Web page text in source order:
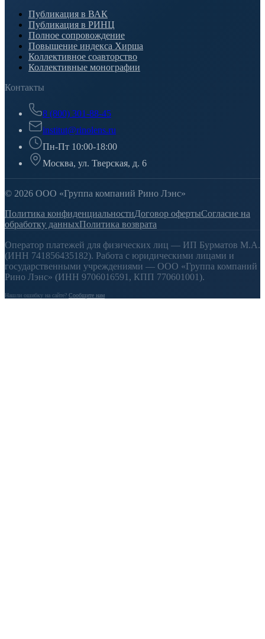
Публикация в ВАК
Публикация в РИНЦ
Полное сопровождение
Повышение индекса Хирша
Коллективное соавторство
Коллективные монографии
Контакты
8 (800) 301-88-45
institut@rinolens.ru
Пн-Пт 10:00-18:00
Москва, ул. Тверская, д. 6
© 2026 ООО «Группа компаний Рино Лэнс»
Политика конфиденциальностиДоговор офертыСогласие на
обработку данныхПолитика возврата
Оператор платежей для физических лиц — ИП Бурматов М.А.
(ИНН 741856435182). Работа с юридическими лицами и
государственными учреждениями — ООО «Группа компаний
Рино Лэнс» (ИНН 9706016591, КПП 770601001).
Нашли ошибку на сайте? Сообщите нам